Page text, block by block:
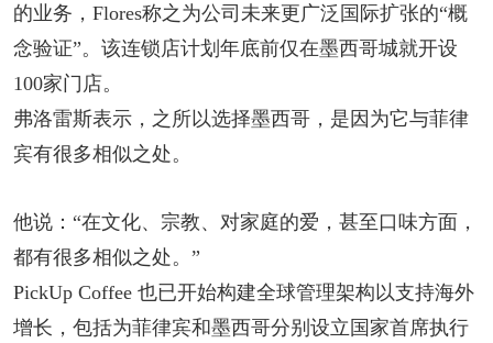
的业务，Flores称之为公司未来更广泛国际扩张的“概
念验证”。该连锁店计划年底前仅在墨西哥城就开设
100家门店。
弗洛雷斯表示，之所以选择墨西哥，是因为它与菲律
宾有很多相似之处。
他说：“在文化、宗教、对家庭的爱，甚至口味方面，
都有很多相似之处。”
PickUp Coffee 也已开始构建全球管理架构以支持海外
增长，包括为菲律宾和墨西哥分别设立国家首席执行